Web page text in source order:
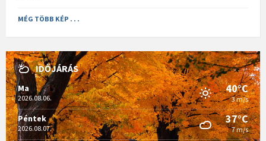
MÉG TÖBB KÉP . . .
IDŐJÁRÁS
Ma
2026.08.06.
40°C
3 m/s
Péntek
2026.08.07.
37°C
7 m/s